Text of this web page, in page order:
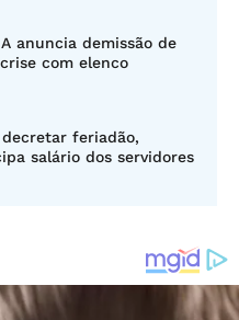
anuncia demissão de
com elenco
decretar feriadão,
salário dos servidores